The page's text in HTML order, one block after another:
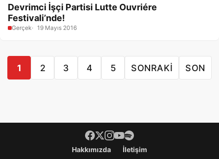
Devrimci İşçi Partisi Lutte Ouvriére
Festivali’nde!
Gerçek 19 Mayıs 2016
1 2 3 4 5 SONRAKI SON
Footer menüHakkımızda İletişim